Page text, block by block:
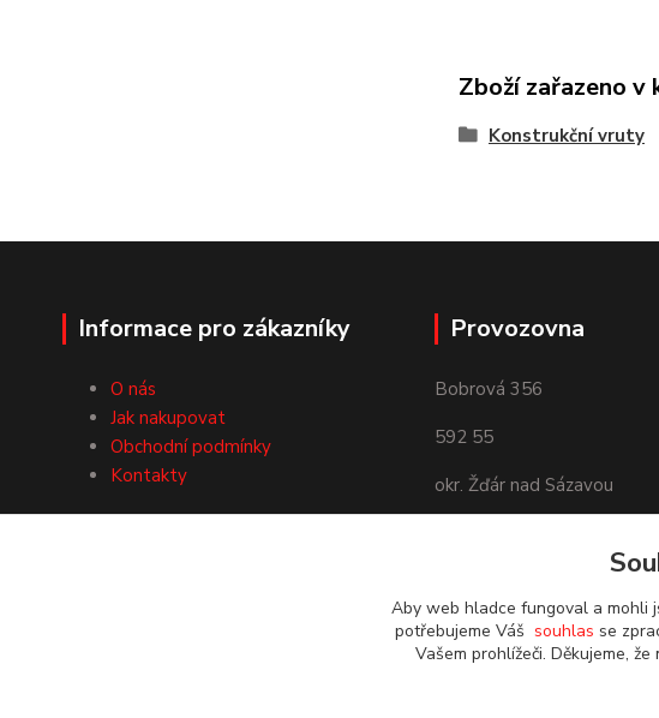
Zboží zařazeno v
Konstrukční vruty
Informace pro zákazníky
O nás
Jak nakupovat
Obchodní podmínky
Kontakty
Provozovna
Bobrová 356
592 55
okr. Žďár nad Sázavou
Aby web hladce fungoval a mohli
potřebujeme Váš souhlas se
Vašem prohlížeči. Děkujeme,